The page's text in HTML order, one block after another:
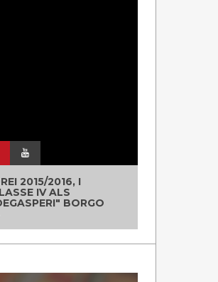
2015/2016, I
IV ALS
BORGO